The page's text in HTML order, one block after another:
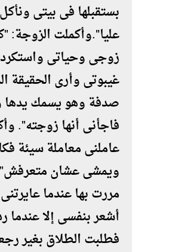
بستقبلها فى بيتى
عليا".وأكملت
زوجى وحياتى
صدفة وهو يسمك يدها
فاجأنى أنها زوجته".
عاملنى معاملة سيئة
ويمشى عشان
مررت بها عندما
أشعر بنفسى إلا عندما
فطلبت الطلاق بغير